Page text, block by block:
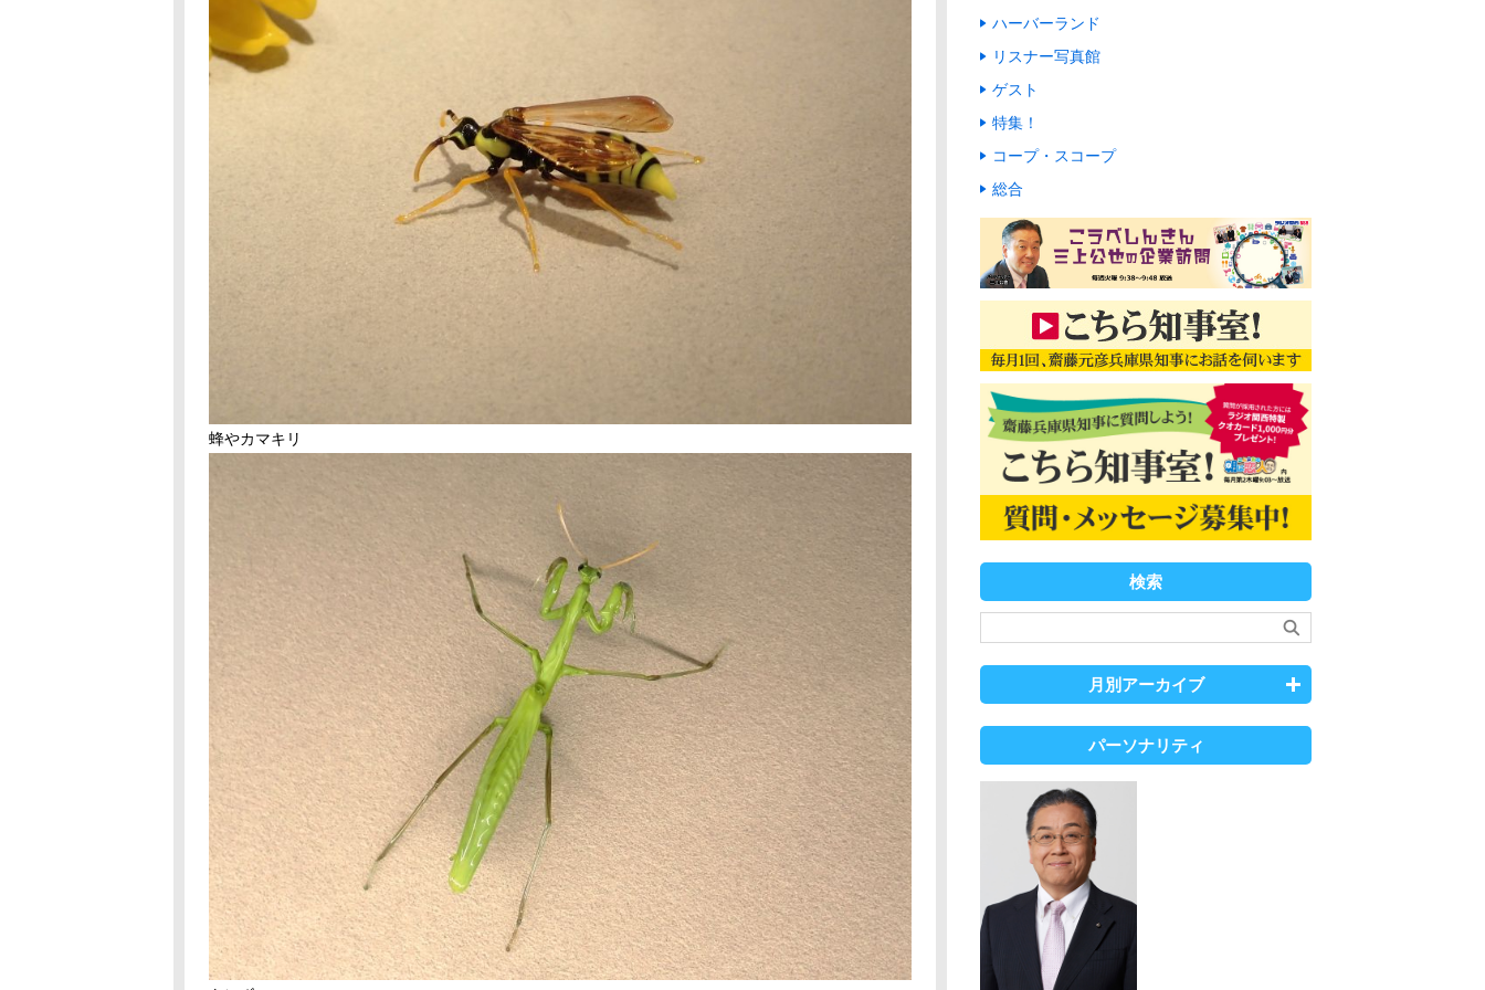
蜂やカマキリ
ハーバーランド
リスナー写真館
ゲスト
特集！
コープ・スコープ
総合
検索
月別アーカイブ
パーソナリティ